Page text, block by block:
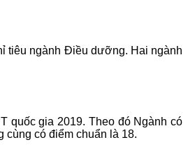
tiêu ngành Điều dưỡng. Hai ngành
quốc gia 2019. Theo đó Ngành có
cùng có điểm chuẩn là 18.